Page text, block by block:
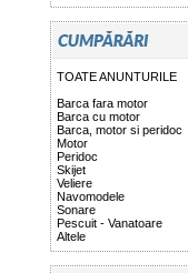
TOATE ANUNTURILE
Barca fara motor
Barca cu motor
Barca, motor si peridoc
Motor
Peridoc
Skijet
Veliere
Navomodele
Sonare
Pescuit - Vanatoare
Altele